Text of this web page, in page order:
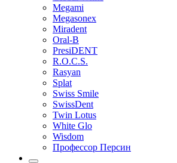
Megami
Megasonex
Miradent
Oral-B
PresiDENT
R.O.C.S.
Rasyan
Splat
Swiss Smile
SwissDent
Twin Lotus
White Glo
Wisdom
Профессор Персин